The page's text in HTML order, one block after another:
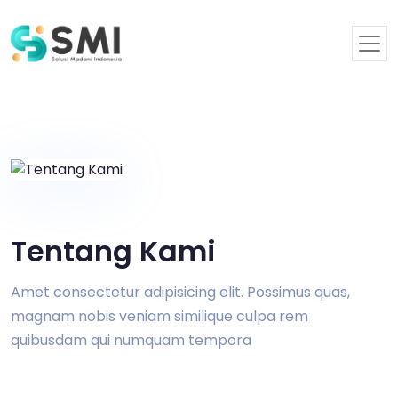
Tentang Kami
Amet consectetur adipisicing elit. Possimus quas,
magnam nobis veniam similique culpa rem
quibusdam qui numquam tempora